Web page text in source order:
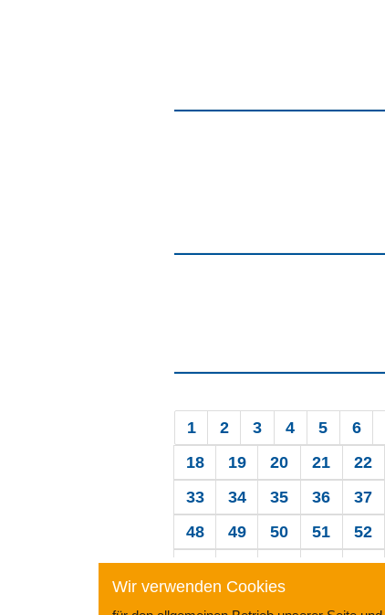
1 2 3 4 5 6
18
19 20 21 22
33
34 35 36 37
48
49 50 51 52
63
64 65 66 67
Wir verwenden Cookies